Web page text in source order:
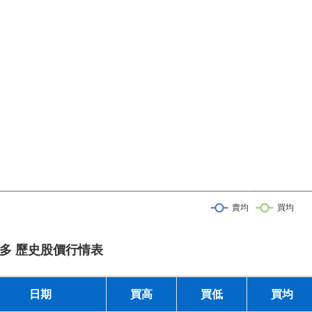
歷史股價行情表
日期 買高 買低 買均